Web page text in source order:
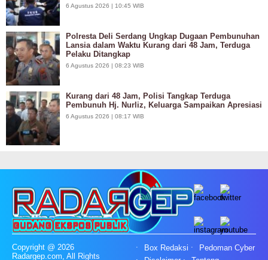
6 Agustus 2026 | 10:45 WIB
Polresta Deli Serdang Ungkap Dugaan Pembunuhan
Lansia dalam Waktu Kurang dari 48 Jam, Terduga
Pelaku Ditangkap
6 Agustus 2026 | 08:23 WIB
Kurang dari 48 Jam, Polisi Tangkap Terduga
Pembunuh Hj. Nurliz, Keluarga Sampaikan Apresiasi
6 Agustus 2026 | 08:17 WIB
Copyright @ 2026
Radargep.com, All Rights
Box Redaksi
Pedoman Cyber